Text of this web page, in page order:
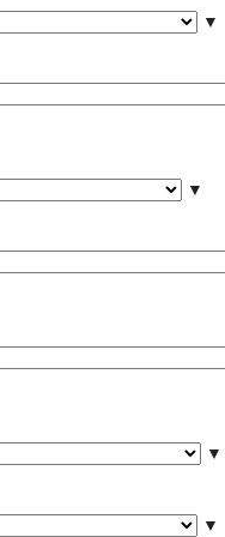
▼
▼
▼
▼